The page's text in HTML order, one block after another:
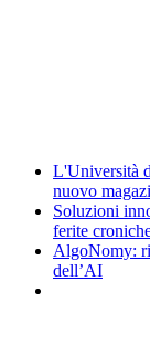
L'Università
nuovo
Soluzioni
ferite
AlgoNomy:
dell’AI